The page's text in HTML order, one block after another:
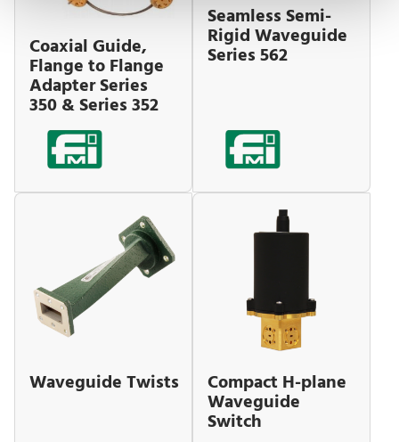
Coaxial Guide,
Flange to Flange
Adapter Series
350 & Series 352
Seamless Semi-
Rigid Waveguide
Series 562
Waveguide Twists Compact H-plane
Waveguide
Switch